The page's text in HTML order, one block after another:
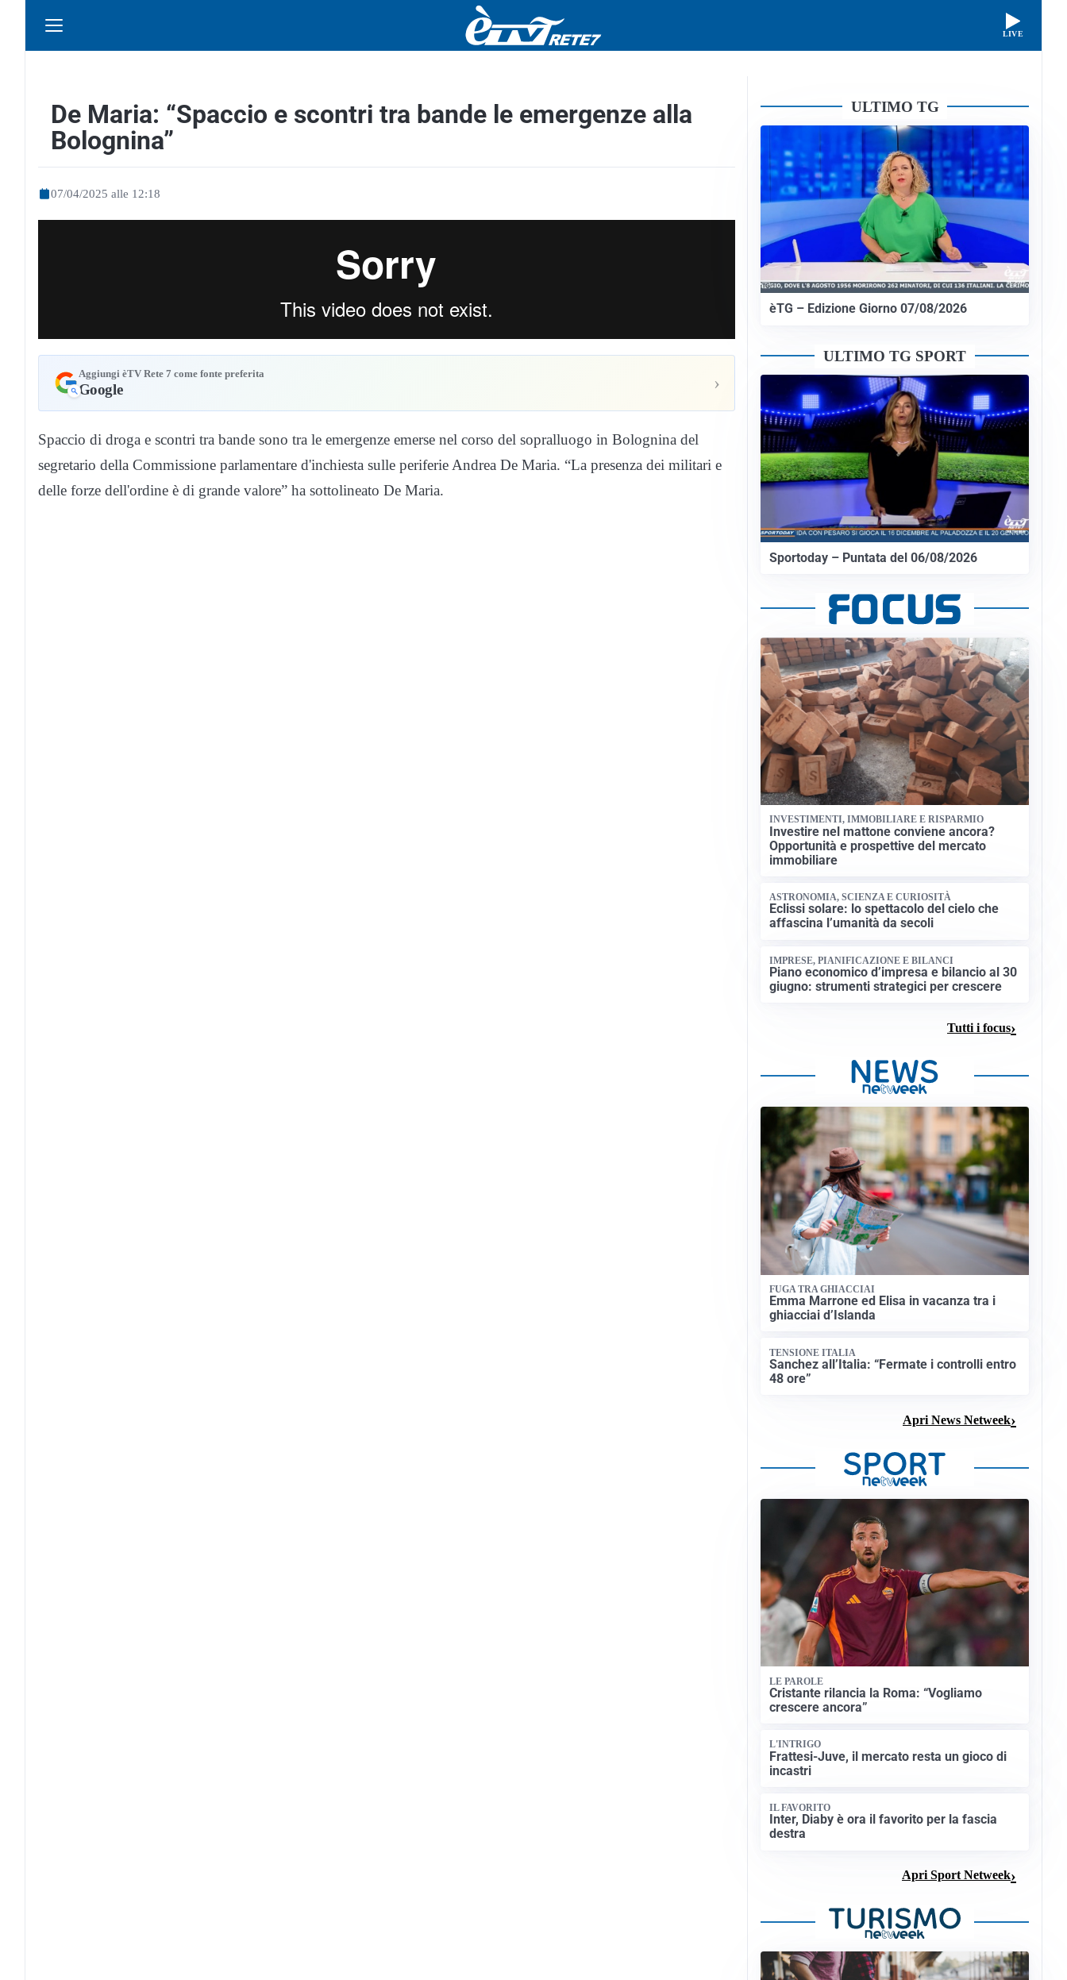
LIVE
De Maria: “Spaccio e scontri tra bande le emergenze alla
Bolognina”
07/04/2025 alle 12:18
Aggiungi èTV Rete 7 come fonte preferita
Google ›
Spaccio di droga e scontri tra bande sono tra le emergenze emerse nel corso del sopralluogo in Bolognina del
segretario della Commissione parlamentare d'inchiesta sulle periferie Andrea De Maria. “La presenza dei militari e
delle forze dell'ordine è di grande valore” ha sottolineato De Maria.
ULTIMO TG
èTG – Edizione Giorno 07/08/2026
ULTIMO TG SPORT
Sportoday – Puntata del 06/08/2026
INVESTIMENTI, IMMOBILIARE E RISPARMIO
Investire nel mattone conviene ancora?
Opportunità e prospettive del mercato
immobiliare
ASTRONOMIA, SCIENZA E CURIOSITÀ
Eclissi solare: lo spettacolo del cielo che
affascina l’umanità da secoli
IMPRESE, PIANIFICAZIONE E BILANCI
Piano economico d’impresa e bilancio al 30
giugno: strumenti strategici per crescere
Tutti i focus
FUGA TRA GHIACCIAI
Emma Marrone ed Elisa in vacanza tra i
ghiacciai d’Islanda
TENSIONE ITALIA
Sanchez all’Italia: “Fermate i controlli entro
48 ore”
Apri News Netweek
LE PAROLE
Cristante rilancia la Roma: “Vogliamo
crescere ancora”
L'INTRIGO
Frattesi-Juve, il mercato resta un gioco di
incastri
IL FAVORITO
Inter, Diaby è ora il favorito per la fascia
destra
Apri Sport Netweek